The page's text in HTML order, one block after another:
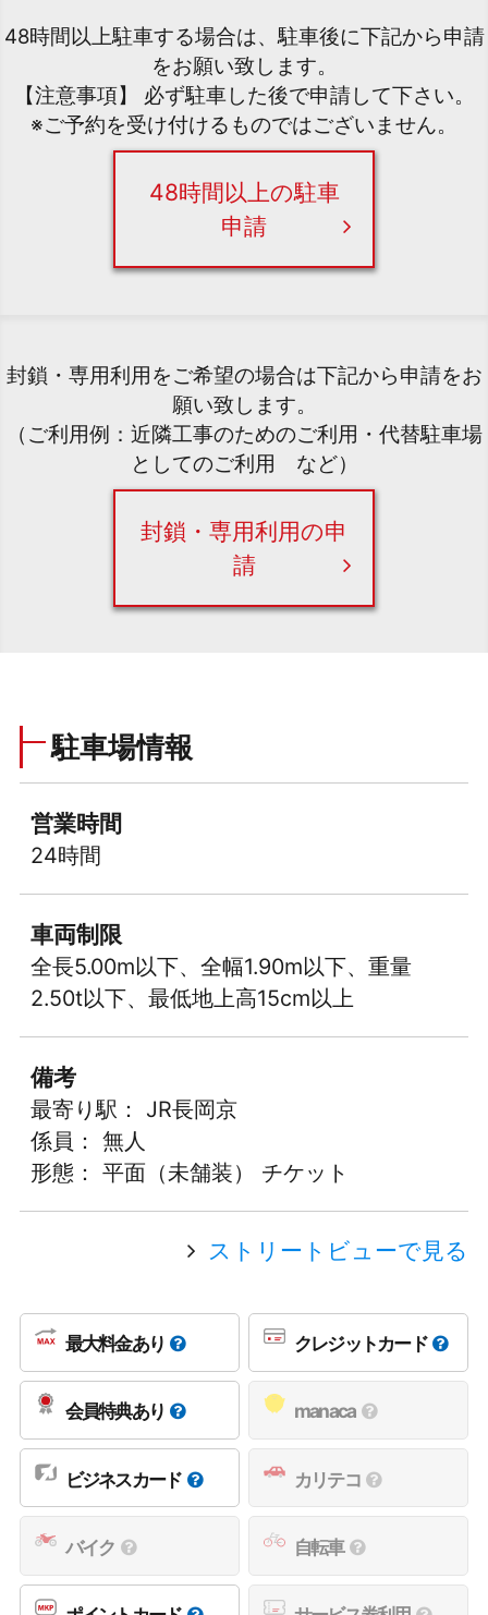
48時間以上駐車する場合は、駐車後に下記から申請
をお願い致します。
【注意事項】 必ず駐車した後で申請して下さい。
※ご予約を受け付けるものではございません。
48時間以上の駐車
申請
封鎖・専用利用をご希望の場合は下記から申請をお
願い致します。
（ご利用例：近隣工事のためのご利用・代替駐車場
としてのご利用 など）
封鎖・専用利用の申
請
駐車場情報
営業時間
24時間
車両制限
全長5.00m以下、全幅1.90m以下、重量
2.50t以下、最低地上高15cm以上
備考
最寄り駅： JR長岡京
係員： 無人
形態： 平面（未舗装） チケット
ストリートビューで見る
最大料金あり クレジットカード
会員特典あり manaca
ビジネスカード カリテコ
バイク 自転車